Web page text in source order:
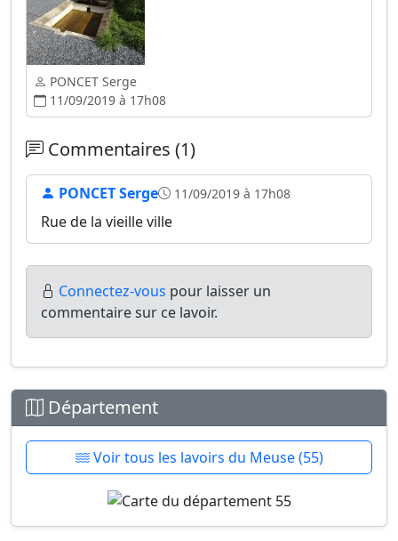
PONCET Serge
11/09/2019 à 17h08
Commentaires (1)
PONCET Serge 11/09/2019 à 17h08
Rue de la vieille ville
Connectez-vous pour laisser un
commentaire sur ce lavoir.
Département
Voir tous les lavoirs du Meuse (55)